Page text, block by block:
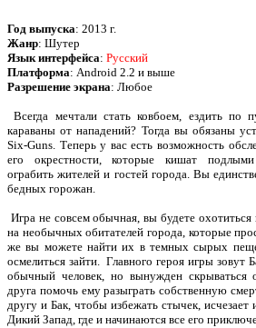
Год выпуска: 2013 г.
Жанр: Шутер
Язык интерфейса: Русский
Платформа: Android 2.2 и выше
Разрешение экрана: Любое
Всегда мечтали стать ковбоем, ездить по
караваны от нападений? Тогда вы обязаны
Six-Guns. Теперь у вас есть возможность
его окрестности, которые кишат
ограбить жителей и гостей города. Вы
бедных горожан.
Игра не совсем обычная, вы будете
на необычных обитателей города, которые
же вы можете найти их в темных сырых
осмелиться зайти. Главного героя игры зовут
обычный человек, но вынужден скрываться
друга помочь ему разыграть собственную
другу и Бак, чтобы избежать стычек, исчезает
Дикий Запад, где и начинаются все его